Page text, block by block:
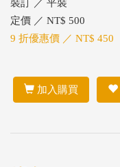
裝訂 ／ 平裝
定價 ／ NT$ 500
9 折優惠價 ／ NT$ 450
加入購買